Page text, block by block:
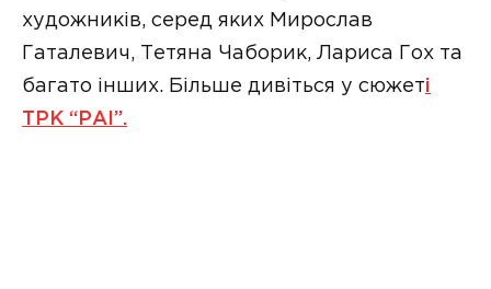
художників, серед яких Мирослав
Гаталевич, Тетяна Чаборик, Лариса Гох та
багато інших. Більше дивіться у сюжеті
ТРК “РАІ”.